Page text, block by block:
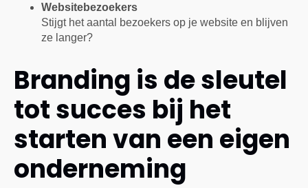
Websitebezoekers
Stijgt het aantal bezoekers op je website en blijven
ze langer?
Branding is de sleutel
tot succes bij het
starten van een eigen
onderneming